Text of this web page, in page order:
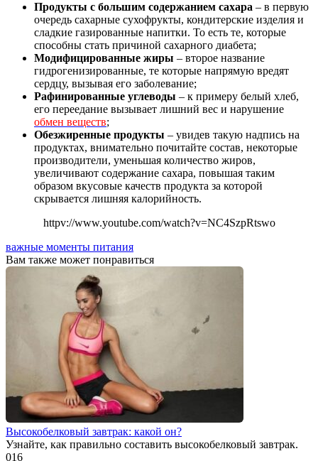
Продукты с большим содержанием сахара – в первую
очередь сахарные сухофрукты, кондитерские изделия и
сладкие газированные напитки. То есть те, которые
способны стать причиной сахарного диабета;
Модифицированные жиры – второе название
гидрогенизированные, те которые напрямую вредят
сердцу, вызывая его заболевание;
Рафинированные углеводы – к примеру белый хлеб,
его переедание вызывает лишний вес и нарушение
обмен веществ;
Обезжиренные продукты – увидев такую надпись на
продуктах, внимательно почитайте состав, некоторые
производители, уменьшая количество жиров,
увеличивают содержание сахара, повышая таким
образом вкусовые качеств продукта за которой
скрывается лишняя калорийность.
httpv://www.youtube.com/watch?v=NC4SzpRtswo
важные моменты питания
Вам также может понравиться
Высокобелковый завтрак: какой он?
Узнайте, как правильно составить высокобелковый завтрак.
016